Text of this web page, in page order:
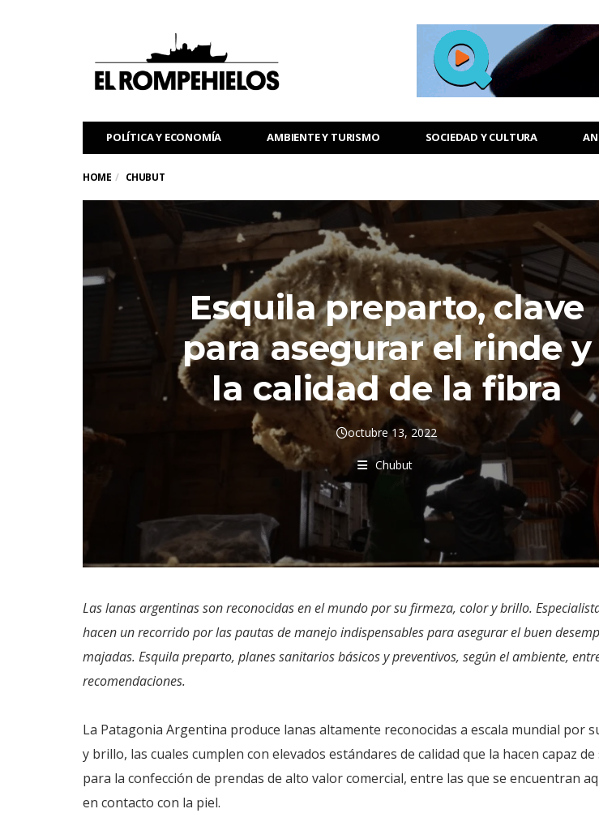
POLÍTICA Y ECONOMÍA AMBIENTE Y TURISMO SOCIEDAD Y CULTURA
HOME CHUBUT
Esquila preparto, clave
para asegurar el rinde y
la calidad de la fibra
octubre 13, 2022
Chubut
Las lanas argentinas son reconocidas en el mundo por su firmeza, color y brillo.
hacen un recorrido por las pautas de manejo indispensables para asegurar el buen
majadas. Esquila preparto, planes sanitarios básicos y preventivos, según el ambiente,
recomendaciones.
La Patagonia Argentina produce lanas altamente reconocidas a escala mundial por
y brillo, las cuales cumplen con elevados estándares de calidad que la hacen capaz
para la confección de prendas de alto valor comercial, entre las que se encuentran
en contacto con la piel.